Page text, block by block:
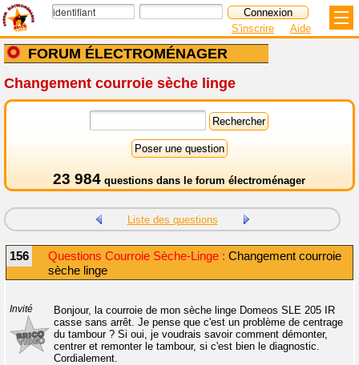
FORUM ÉLECTROMÉNAGER
S'inscrire Aide
Changement courroie sèche linge
23 984 questions dans le forum électroménager
Liste des questions
156 Questions Courroie Sèche-Linge : Changement courroie
sèche linge
Invité
Bonjour, la courroie de mon sèche linge Domeos SLE 205 IR
casse sans arrêt. Je pense que c'est un problème de centrage
du tambour ? Si oui, je voudrais savoir comment démonter,
centrer et remonter le tambour, si c'est bien le diagnostic.
Cordialement.